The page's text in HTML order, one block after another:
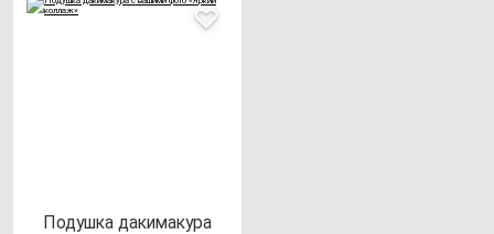
Подуш­ка да­ки­ма­ку­ра